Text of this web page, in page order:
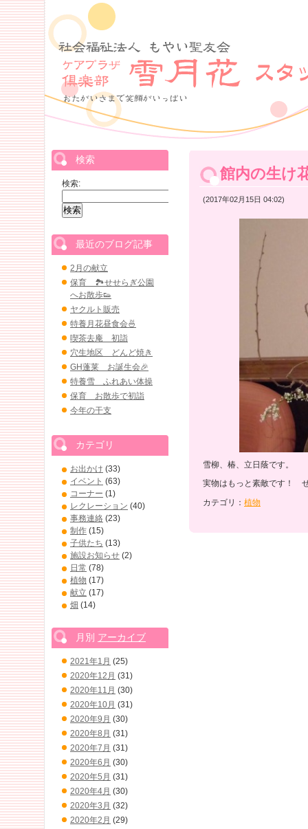
館内の生け
(2017年02月15日 04:02)
雪柳、椿、立日蔭です。
実物はもっと素敵です！
カテゴリ： 植物
検索
検索:
最近のブログ記事
2月の献立
保育 🏞せせらぎ公園
へお散歩👟
ヤクルト販売
特養月花昼食会🍜
喫茶去庵 初詣
穴生地区 どんど焼き
GH蓬莱 お誕生会🎉
特養雪 ふれあい体操
保育 お散歩で初詣
今年の干支
カテゴリ
お出かけ (33)
イベント (63)
コーナー (1)
レクレーション (40)
事務連絡 (23)
制作 (15)
子供たち (13)
施設お知らせ (2)
日常 (78)
植物 (17)
献立 (17)
畑 (14)
月別 アーカイブ
2021年1月 (25)
2020年12月 (31)
2020年11月 (30)
2020年10月 (31)
2020年9月 (30)
2020年8月 (31)
2020年7月 (31)
2020年6月 (30)
2020年5月 (31)
2020年4月 (30)
2020年3月 (32)
2020年2月 (29)